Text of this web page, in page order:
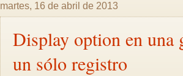
martes, 16 de abril de 2013
Display option en
un sólo registro